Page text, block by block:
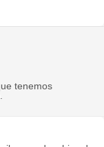
mantener una
tenemos